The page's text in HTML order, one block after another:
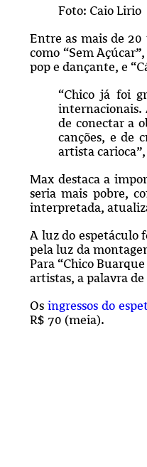
Foto: Caio Lirio
Entre as mais de 20
como “Sem
pop e dançante, e
“Chico já foi
internacionais.
de conectar a
canções, e de
artista
Max destaca a
seria mais pobre,
interpretada,
A luz do espetáculo
pela luz da
Para “Chico
artistas, a palavra
Os ingressos do
R$ 70 (meia).